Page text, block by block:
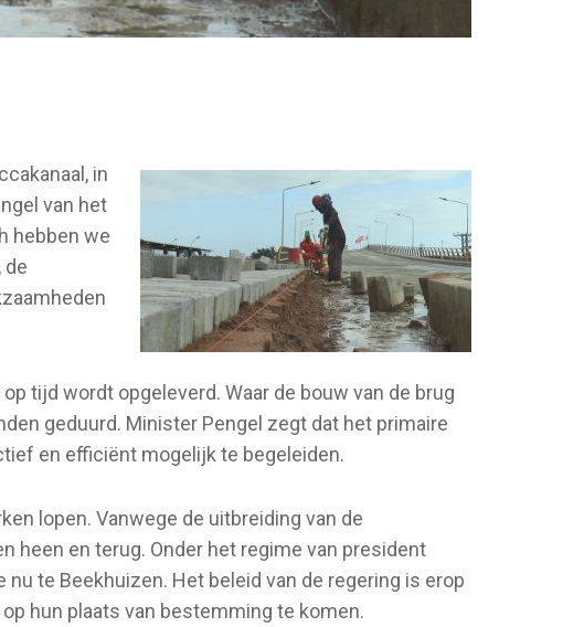
in
van het
hebben we
de
tijd wordt opgeleverd. Waar de bouw van de brug
geduurd. Minister Pengel zegt dat het primaire
en efficiënt mogelijk te begeleiden.
lopen. Vanwege de uitbreiding van de
heen en terug. Onder het regime van president
te Beekhuizen. Het beleid van de regering is erop
hun plaats van bestemming te komen.